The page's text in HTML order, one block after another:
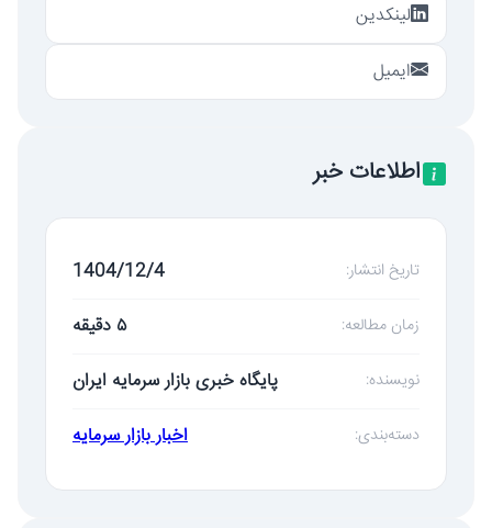
لینکدین
ایمیل
اطلاعات خبر
تاریخ انتشار: 1404/12/4
زمان مطالعه: ۵ دقیقه
نویسنده: پایگاه خبری بازار سرمایه ایران
دسته‌بندی: اخبار بازار سرمایه